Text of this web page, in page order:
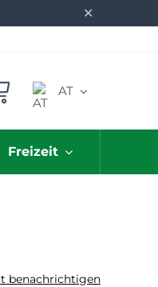
✕
AT
Freizeit
benachrichtigen